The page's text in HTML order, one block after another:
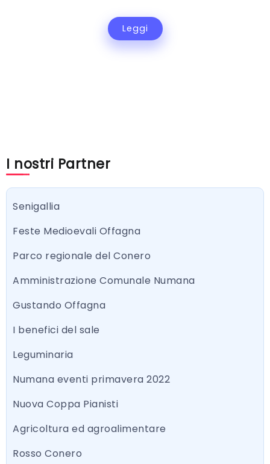
Leggi
I nostri Partner
Senigallia
Feste Medioevali Offagna
Parco regionale del Conero
Amministrazione Comunale Numana
Gustando Offagna
I benefici del sale
Leguminaria
Numana eventi primavera 2022
Nuova Coppa Pianisti
Agricoltura ed agroalimentare
Rosso Conero